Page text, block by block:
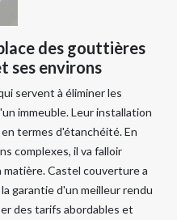
des gouttières
ses environs
servent à éliminer les
immeuble. Leur installation
termes d'étanchéité. En
complexes, il va falloir
Castel couverture a
garantie d'un meilleur rendu
des tarifs abordables et